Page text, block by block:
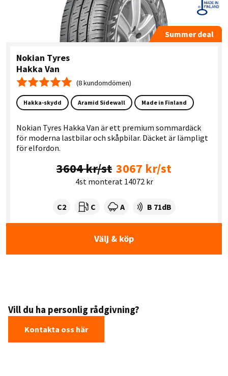
Summer deal
Nokian Tyres
Hakka Van
Medelbetyg 5.0 (8 kundomdömen)
Hakka-skydd Aramid Sidewall Made in Finland
Nokian Tyres Hakka Van är ett premium sommardäck
för moderna lastbilar och skåpbilar. Däcket är lämpligt
för elfordon.
3604 kr/st 3067 kr/st
4st monterat 14072 kr
Tyre class:
C2 Rullmotstånd:
C Våtgrepp:
A Ljudnivå dB:
B 71dB
Välj & köp
Vill du ha personlig rådgivning?
Kontakta oss här